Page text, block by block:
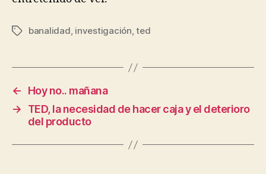
Etiquetas
banalidad, investigación,ted
←
Hoy no.. mañana
→
TED, la necesidad de hacer caja y el deterioro
del producto